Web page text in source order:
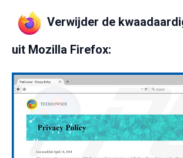
Verwijder de
uit Mozilla Firefox: